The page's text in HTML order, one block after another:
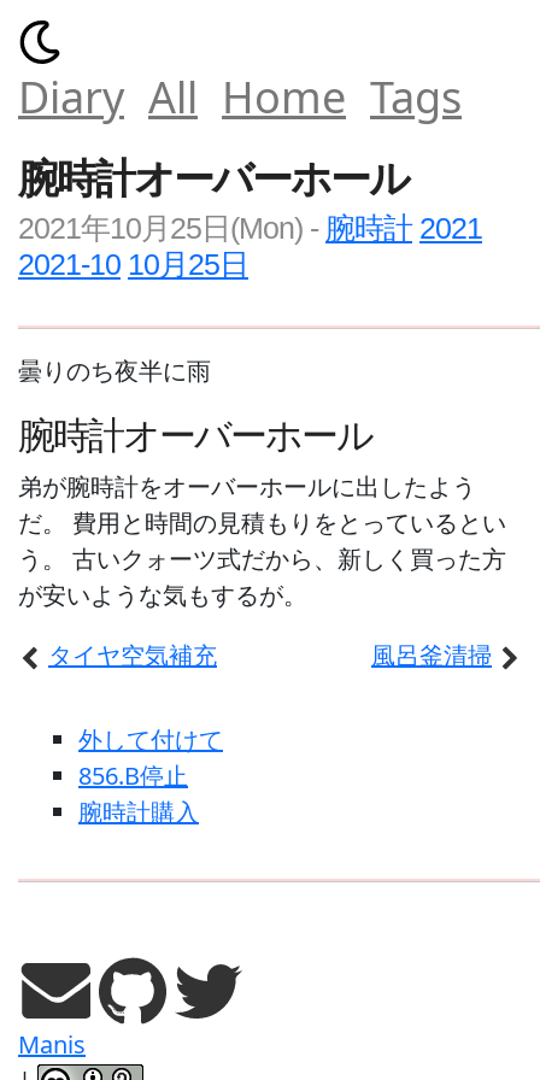
Diary All Home Tags
腕時計オーバーホール
2021年10月25日(Mon) - 腕時計 2021
2021-10 10月25日
曇りのち夜半に雨
腕時計オーバーホール
弟が腕時計をオーバーホールに出したよう
だ。 費用と時間の見積もりをとっているとい
う。 古いクォーツ式だから、新しく買った方
が安いような気もするが。
タイヤ空気補充
風呂釜清掃
外して付けて
856.B停止
腕時計購入
Manis